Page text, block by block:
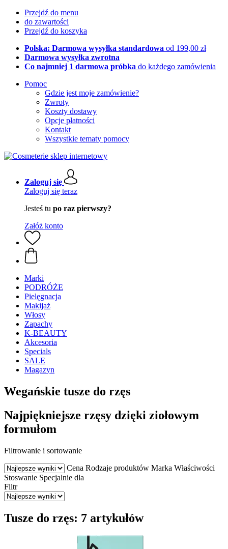
Przejdź do menu
do zawartości
Przejdź do koszyka
Polska: Darmowa wysyłka standardowa od 199,00 zł
Darmowa wysyłka zwrotna
Co najmniej 1 darmowa próbka do każdego zamówienia
Pomoc
Gdzie jest moje zamówienie?
Zwroty
Koszty dostawy
Opcje płatności
Kontakt
Wszystkie tematy pomocy
Zaloguj się
Zaloguj się teraz
Jesteś tu po raz pierwszy?
Załóż konto
Marki
PODRÓŻE
Pielęgnacja
Makijaż
Włosy
Zapachy
K-BEAUTY
Akcesoria
Specials
SALE
Magazyn
Wegańskie tusze do rzęs
Najpiękniejsze rzęsy dzięki ziołowym
formułom
Filtrowanie i sortowanie
Cena Rodzaje produktów Marka Właściwości
Stoswanie Specjalnie dla
Filtr
Tusze do rzęs: 7 artykułów